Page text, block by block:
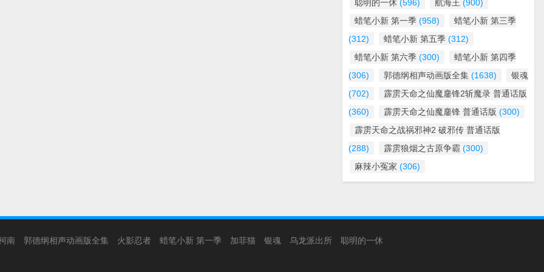
聪明的一休 (596) 航海王 (900)
蜡笔小新 第一季 (958)
蜡笔小新 第三季
(312)
蜡笔小新 第五季 (312)
蜡笔小新 第六季 (300)
蜡笔小新 第四季
(306)
郭德纲相声动画版全集 (1638)
银魂
(702)
霹雳天命之仙魔鏖锋2斩魔录 普通话版
(360)
霹雳天命之仙魔鏖锋 普通话版 (300)
霹雳天命之战祸邪神2 破邪传 普通话版
(288)
霹雳狼烟之古原争霸 (300)
麻辣小冤家 (306)
南 郭德纲相声动画版全集 火影忍者 蜡笔小新 第一季 加菲猫 银魂 乌龙派出所 聪明的一休